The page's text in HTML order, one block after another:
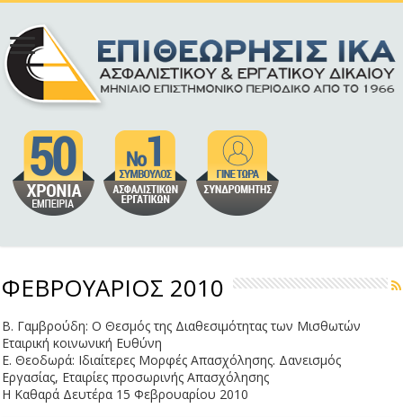
ΦΕΒΡΟΥΑΡΙΟΣ 2010
Β. Γαμβρούδη: Ο Θεσμός της Διαθεσιμότητας των Μισθωτών
Εταιρική κοινωνική Ευθύνη
Ε. Θεοδωρά: Ιδιαίτερες Μορφές Απασχόλησης. Δανεισμός
Εργασίας, Εταιρίες προσωρινής Απασχόλησης
Η Καθαρά Δευτέρα 15 Φεβρουαρίου 2010